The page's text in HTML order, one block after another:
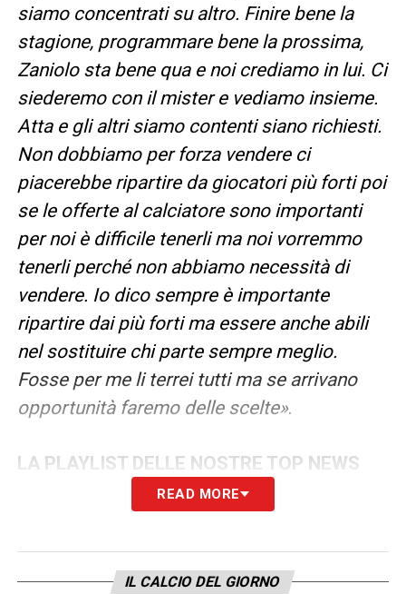
siamo concentrati su altro. Finire bene la
stagione, programmare bene la prossima,
Zaniolo sta bene qua e noi crediamo in lui. Ci
siederemo con il mister e vediamo insieme.
Atta e gli altri siamo contenti siano richiesti.
Non dobbiamo per forza vendere ci
piacerebbe ripartire da giocatori più forti poi
se le offerte al calciatore sono importanti
per noi è difficile tenerli ma noi vorremmo
tenerli perché non abbiamo necessità di
vendere. Io dico sempre è importante
ripartire dai più forti ma essere anche abili
nel sostituire chi parte sempre meglio.
Fosse per me li terrei tutti ma se arrivano
opportunità faremo delle scelte».
LA PLAYLIST DELLE NOSTRE TOP NEWS
READ MORE
IL CALCIO DEL GIORNO